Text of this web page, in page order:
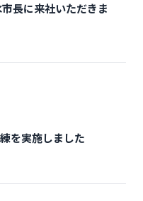
長に来社いただきま
を実施しました